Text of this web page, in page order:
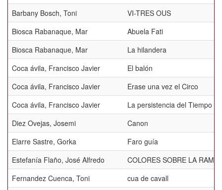
Barbany Bosch, Toni
VI-TRES OUS
Biosca Rabanaque, Mar
Abuela Fati
Biosca Rabanaque, Mar
La hilandera
Coca ávila, Francisco Javier
El balón
Coca ávila, Francisco Javier
Erase una vez el Circo
Coca ávila, Francisco Javier
La persistencia del Tiempo
Diez Ovejas, Josemi
Canon
Elarre Sastre, Gorka
Faro guía
Estefanía Flaño, José Alfredo
COLORES SOBRE LA RAMA
Fernandez Cuenca, Toni
cua de cavall